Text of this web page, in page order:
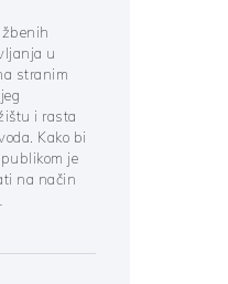
u
stranim
i rasta
Kako bi
je
na način